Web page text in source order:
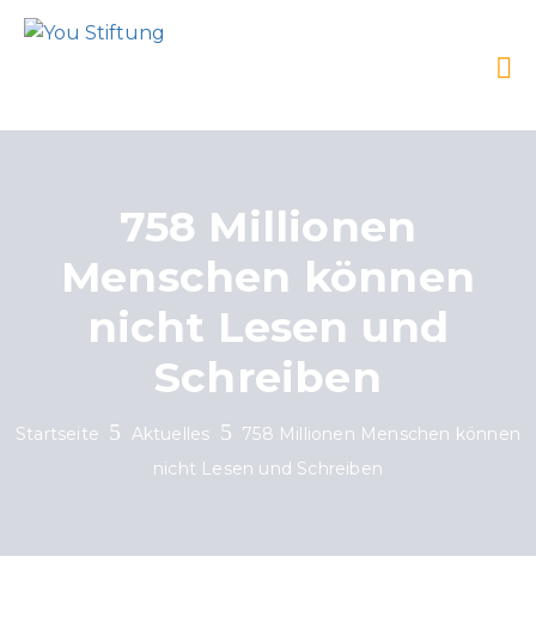
758 Millionen
Menschen können
nicht Lesen und
Schreiben
Startseite Aktuelles
758 Millionen Menschen können
nicht Lesen und Schreiben